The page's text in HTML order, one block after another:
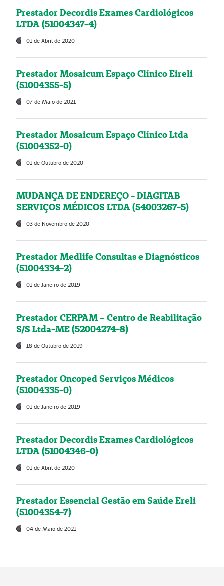
Prestador Decordis Exames Cardiológicos
LTDA (51004347-4)
01 de Abril de 2020
Prestador Mosaicum Espaço Clínico Eireli
(51004355-5)
07 de Maio de 2021
Prestador Mosaicum Espaço Clínico Ltda
(51004352-0)
01 de Outubro de 2020
MUDANÇA DE ENDEREÇO - DIAGITAB
SERVIÇOS MÉDICOS LTDA (54003267-5)
03 de Novembro de 2020
Prestador Medlife Consultas e Diagnósticos
(51004334-2)
01 de Janeiro de 2019
Prestador CERPAM – Centro de Reabilitação
S/S Ltda-ME (52004274-8)
18 de Outubro de 2019
Prestador Oncoped Serviços Médicos
(51004335-0)
01 de Janeiro de 2019
Prestador Decordis Exames Cardiológicos
LTDA (51004346-0)
01 de Abril de 2020
Prestador Essencial Gestão em Saúde Ereli
(51004354-7)
04 de Maio de 2021